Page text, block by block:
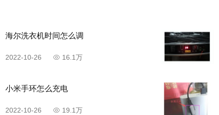
海尔洗衣机时间怎么调
2022-10-26 16.1万
小米手环怎么充电
2022-10-26 19.1万